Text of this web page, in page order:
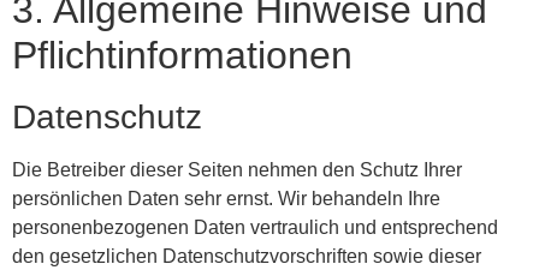
3. Allgemeine Hinweise und
Pflicht­informationen
Datenschutz
Die Betreiber dieser Seiten nehmen den Schutz Ihrer
persönlichen Daten sehr ernst. Wir behandeln Ihre
personenbezogenen Daten vertraulich und entsprechend
den gesetzlichen Datenschutzvorschriften sowie dieser